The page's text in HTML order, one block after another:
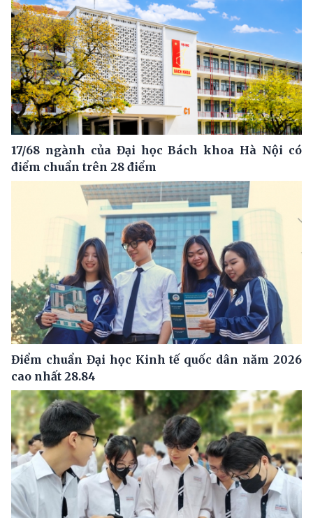
17/68 ngành của Đại học Bách khoa Hà Nội có
điểm chuẩn trên 28 điểm
Điểm chuẩn Đại học Kinh tế quốc dân năm 2026
cao nhất 28.84